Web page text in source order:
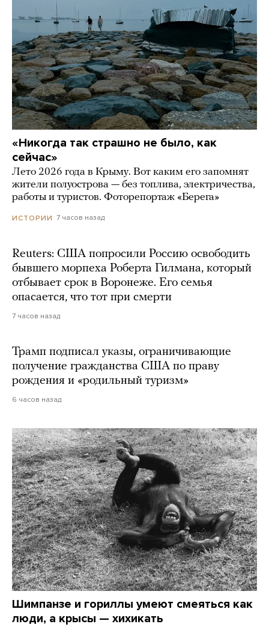
«Никогда так страшно не было, как
сейчас»
Лето 2026 года в Крыму. Вот каким его запомнят
жители полуострова — без топлива, электричества,
работы и туристов. Фоторепортаж «Берега»
ИСТОРИИ 7 часов назад
Reuters: США попросили Россию освободить
бывшего морпеха Роберта Гилмана, который
отбывает срок в Воронеже. Его семья
опасается, что тот при смерти
7 часов назад
Трамп подписал указы, ограничивающие
получение гражданства США по праву
рождения и «родильный туризм»
6 часов назад
Шимпанзе и гориллы умеют смеяться как
люди, а крысы — хихикать